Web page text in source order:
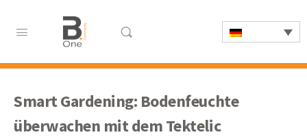
Smart Gardening: Bodenfeuchte
überwachen mit dem Tektelic